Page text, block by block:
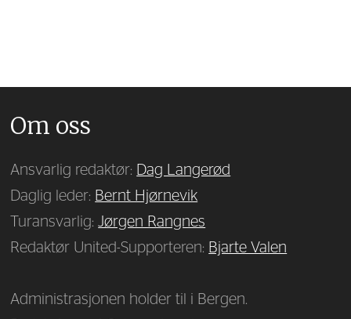
Om oss
Ansvarlig redaktør: Dag Langerød
Daglig leder: Bernt Hjørnevik
Turansvarlig:Jørgen Rangnes
Redaktør United-Supporteren: Bjarte Valen
Administrasjonen holder til i Bergen.